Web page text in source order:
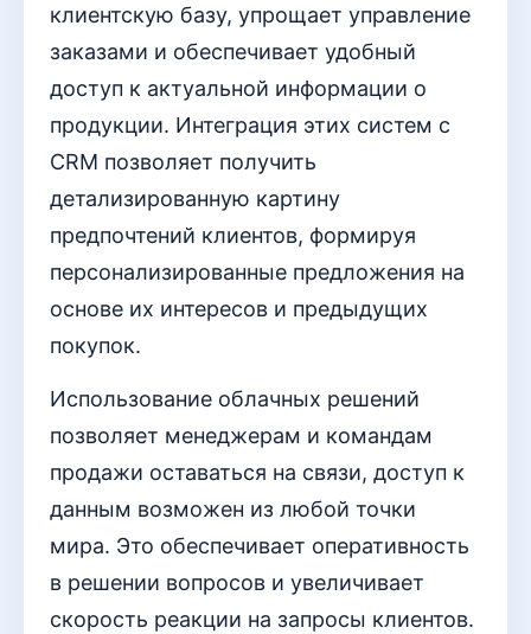
клиентскую базу, упрощает управление
заказами и обеспечивает удобный
доступ к актуальной информации о
продукции. Интеграция этих систем с
CRM позволяет получить
детализированную картину
предпочтений клиентов, формируя
персонализированные предложения на
основе их интересов и предыдущих
покупок.
Использование облачных решений
позволяет менеджерам и командам
продажи оставаться на связи, доступ к
данным возможен из любой точки
мира. Это обеспечивает оперативность
в решении вопросов и увеличивает
скорость реакции на запросы клиентов.